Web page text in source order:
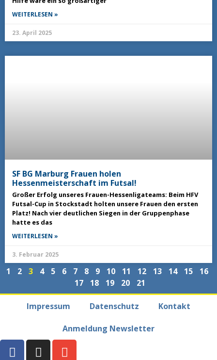
WEITERLESEN »
23. April 2025
SF BG Marburg Frauen holen
Hessenmeisterschaft im Futsal!
Großer Erfolg unseres Frauen-Hessenligateams: Beim HFV
Futsal-Cup in Stockstadt holten unsere Frauen den ersten
Platz! Nach vier deutlichen Siegen in der Gruppenphase
hatte es das
WEITERLESEN »
3. Februar 2025
1 2 3 4 5 6 7 8 9 10 11 12 13 14 15
16
17
18 19 20 21
Impressum Datenschutz Kontakt
Anmeldung Newsletter